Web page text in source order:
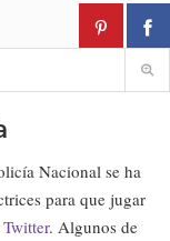
Nacional se ha
para que jugar
. Algunos de